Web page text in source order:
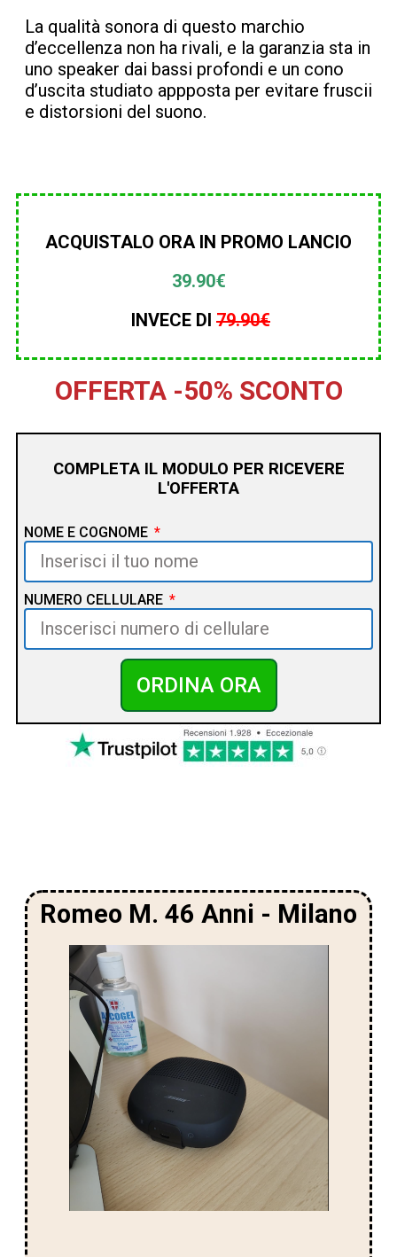
La qualità sonora di questo marchio
d’eccellenza non ha rivali, e la garanzia sta in
uno speaker dai bassi profondi e un cono
d’uscita studiato appposta per evitare fruscii
e distorsioni del suono.
ACQUISTALO ORA IN PROMO LANCIO
39.90€
INVECE DI 79.90€
OFFERTA -50% SCONTO
COMPLETA IL MODULO PER RICEVERE
L'OFFERTA
NOME E COGNOME
NUMERO CELLULARE
ORDINA ORA
Romeo M. 46 Anni - Milano